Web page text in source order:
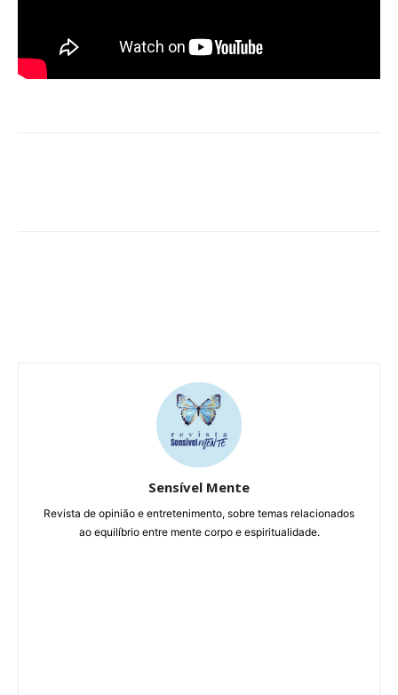
Sensível Mente
Revista de opinião e entretenimento, sobre temas relacionados
ao equilíbrio entre mente corpo e espiritualidade.